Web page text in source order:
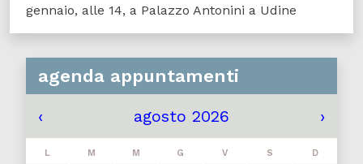
gennaio, alle 14, a Palazzo Antonini a Udine
agenda appuntamenti
‹ agosto 2026 ›
L M M G V S D